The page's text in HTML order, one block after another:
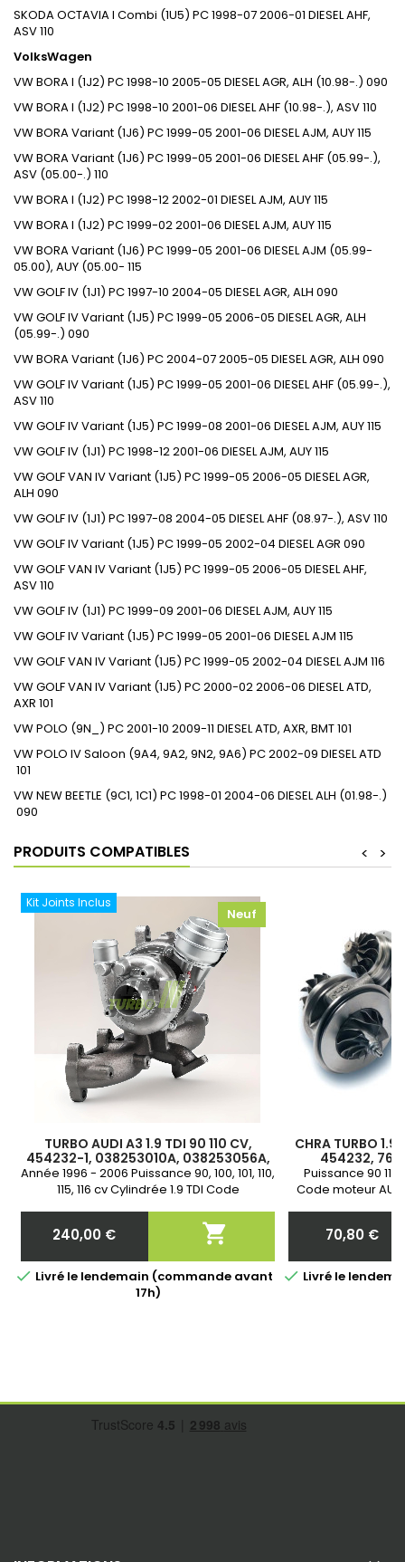
SKODAOCTAVIA I Combi (1U5) PC1998-072006-01 DIESELAHF,
ASV110
VolksWagen
VWBORA I (1J2) PC1998-10 2005-05 DIESELAGR, ALH (10.98-.) 090
VWBORA I (1J2) PC1998-10 2001-06 DIESELAHF (10.98-.), ASV110
VWBORA Variant (1J6) PC1999-05 2001-06 DIESELAJM, AUY115
VWBORA Variant (1J6) PC1999-05 2001-06 DIESELAHF (05.99-.),
ASV (05.00-.) 110
VWBORA I (1J2) PC1998-122002-01 DIESELAJM, AUY115
VWBORA I (1J2) PC1999-022001-06 DIESELAJM, AUY115
VWBORA Variant (1J6) PC1999-05 2001-06 DIESELAJM (05.99-
05.00), AUY (05.00- 115
VWGOLF IV (1J1) PC1997-10 2004-05 DIESELAGR, ALH 090
VWGOLF IV Variant (1J5) PC1999-05 2006-05 DIESELAGR, ALH
(05.99-.) 090
VWBORA Variant (1J6) PC2004-072005-05 DIESELAGR, ALH 090
VWGOLF IV Variant (1J5) PC1999-05 2001-06 DIESELAHF (05.99-.),
ASV110
VWGOLF IV Variant (1J5) PC1999-08 2001-06 DIESELAJM, AUY115
VWGOLF IV (1J1) PC1998-122001-06 DIESELAJM, AUY115
VWGOLF VAN IV Variant (1J5) PC1999-05 2006-05 DIESELAGR,
ALH 090
VWGOLF IV (1J1) PC1997-08 2004-05 DIESELAHF (08.97-.), ASV110
VWGOLF IV Variant (1J5) PC1999-05 2002-04 DIESELAGR 090
VWGOLF VAN IV Variant (1J5) PC1999-05 2006-05 DIESELAHF,
ASV110
VWGOLF IV (1J1) PC1999-09 2001-06 DIESELAJM, AUY115
VWGOLF IV Variant (1J5) PC1999-05 2001-06 DIESELAJM 115
VWGOLF VAN IV Variant (1J5) PC1999-05 2002-04 DIESELAJM 116
VWGOLF VAN IV Variant (1J5) PC2000-022006-06 DIESELATD,
AXR 101
VWPOLO (9N_) PC2001-10 2009-11 DIESELATD, AXR, BMT101
VWPOLO IV Saloon (9A4, 9A2, 9N2, 9A6) PC2002-09 DIESELATD
101
VWNEW BEETLE (9C1, 1C1) PC1998-01 2004-06 DIESELALH (01.98-.)
090
PRODUITS COMPATIBLES >
<
Kit Joints Inclus
Neuf
TURBO AUDI A3 1.9 TDI 90 110 CV,
454232-1, 038253010A, 038253056A,
038253010S, 038253016B,
038253056C, 038253010G,
038253014A,
Année 1996 - 2006 Puissance 90, 100, 101, 110,
115, 116 cv Cylindrée 1.9 TDI Code
AJM, AUY, Garantie 2 ans
Prix
240,00 € 
 Livré le lendemain (commande avant
17h)
CHRA TURBO 1.9
454232,
Puissance 90 110
Code moteur
Prix
70,80 €
 Livré le